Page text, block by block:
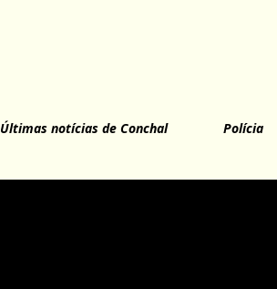
Últimas notícias de Conchal Polícia